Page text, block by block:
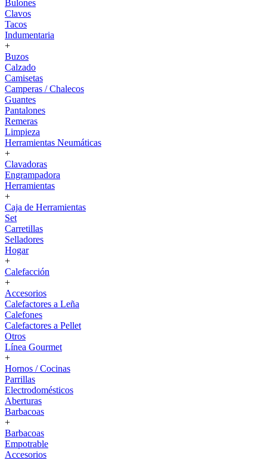
Bulones
Clavos
Tacos
Indumentaria
+
Buzos
Calzado
Camisetas
Camperas / Chalecos
Guantes
Pantalones
Remeras
Limpieza
Herramientas Neumáticas
+
Clavadoras
Engrampadora
Herramientas
+
Caja de Herramientas
Set
Carretillas
Selladores
Hogar
+
Calefacción
+
Accesorios
Calefactores a Leña
Calefones
Calefactores a Pellet
Otros
Línea Gourmet
+
Hornos / Cocinas
Parrillas
Electrodomésticos
Aberturas
Barbacoas
+
Barbacoas
Empotrable
Accesorios